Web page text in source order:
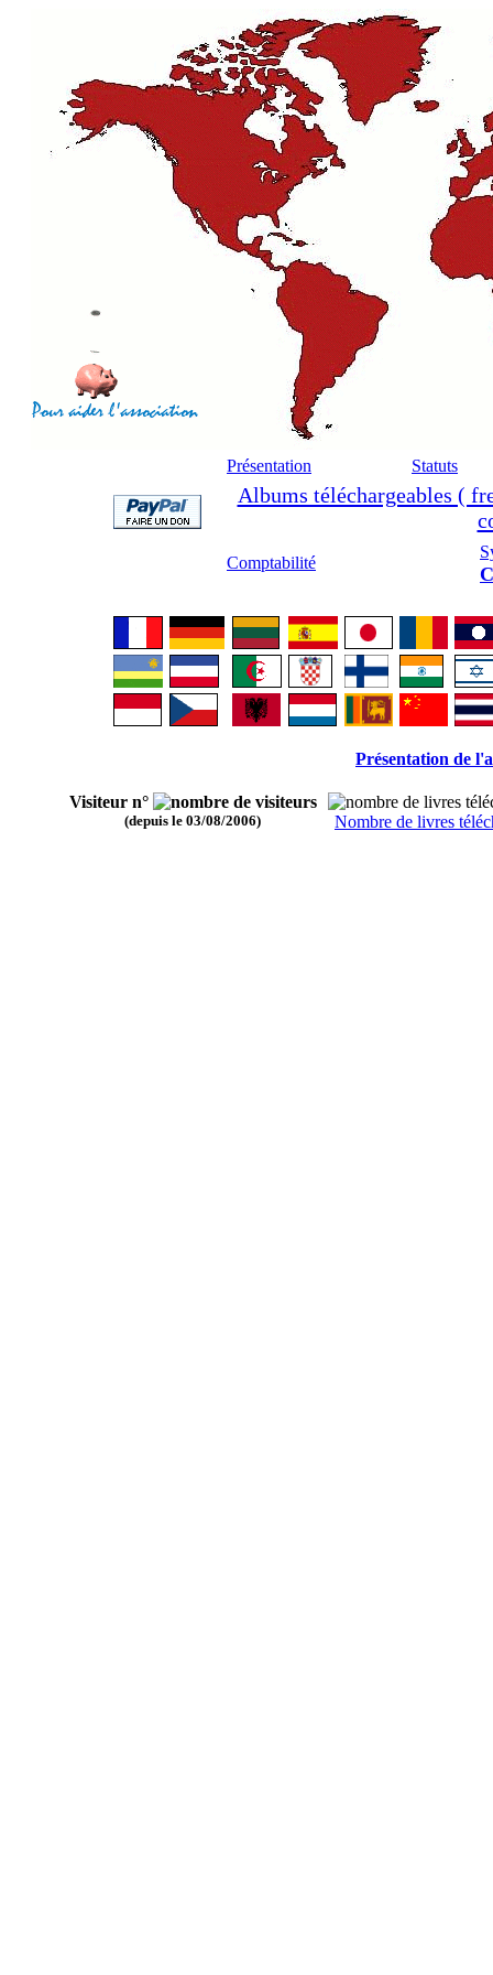
Présentation Statuts
Albums téléchargeables (
Comptabilité
Présentation de
Visiteur n°
(depuis le 03/08/2006) Nombre de livres